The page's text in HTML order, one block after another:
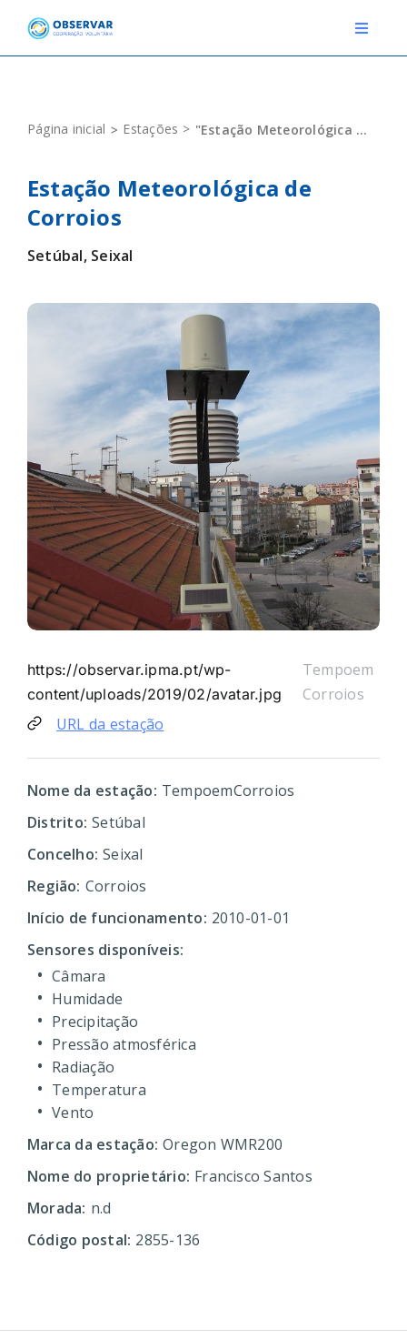
content
Toggle
EVENTOS
Novo relato Login
Página inicial Estações "Estação Meteorológica de Corroios"
Estação Meteorológica de
Corroios
Setúbal, Seixal
https://observar.ipma.pt/wp-
content/uploads/2019/02/avatar.jpg
Tempoem
Corroios
URL da estação
Nome da estação: TempoemCorroios
Distrito: Setúbal
Concelho: Seixal
Região: Corroios
Início de funcionamento: 2010-01-01
Sensores disponíveis:
Câmara
Humidade
Precipitação
Pressão atmosférica
Radiação
Temperatura
Vento
Marca da estação: Oregon WMR200
Nome do proprietário: Francisco Santos
Morada: n.d
Código postal: 2855-136